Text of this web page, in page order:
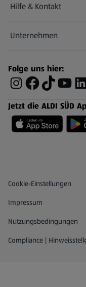
Hilfe & Kontakt
(öffnet in einem neuen
Unternehmen
Folge uns hier:
Jetzt die ALDI SÜD
Datenschutz- und
Cookie-Einstellungen
Impressum
Nutzungsbedingungen
Compliance |